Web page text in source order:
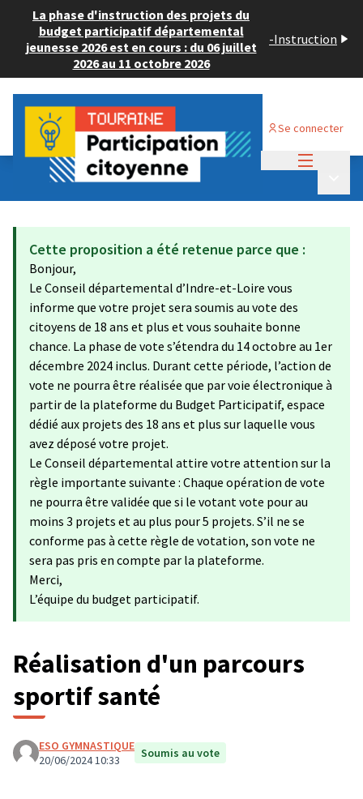
La phase d'instruction des projets du
budget participatif départemental
jeunesse 2026 est en cours : du 06 juillet
2026 au 11 octobre 2026
-Instruction
Se connecter
Budget Participatif ADULTE 2024
💡 Déposer un projet
Cette proposition a été retenue parce que :
Bonjour,
Le Conseil départemental d’Indre-et-Loire vous
informe que votre projet sera soumis au vote des
citoyens de 18 ans et plus et vous souhaite bonne
chance. La phase de vote s’étendra du 14 octobre au 1er
décembre 2024 inclus. Durant cette période, l’action de
vote ne pourra être réalisée que par voie électronique à
partir de la plateforme du Budget Participatif, espace
dédié aux projets des 18 ans et plus sur laquelle vous
avez déposé votre projet.
Le Conseil départemental attire votre attention sur la
règle importante suivante : Chaque opération de vote
ne pourra être validée que si le votant vote pour au
moins 3 projets et au plus pour 5 projets. S’il ne se
conforme pas à cette règle de votation, son vote ne
sera pas pris en compte par la plateforme.
Merci,
L’équipe du budget participatif.
Réalisation d'un parcours
sportif santé
ESO GYMNASTIQUE
20/06/2024 10:33
Soumis au vote